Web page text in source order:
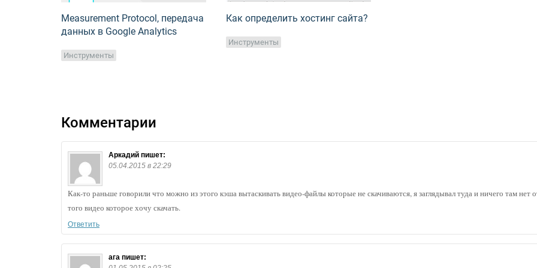
Measurement Protocol, передача
данных в Google Analytics
Инструменты
Как определить хостинг сайта?
Инструменты
Комментарии
Аркадий пишет:
05.04.2015 в 22:29
Как-то раньше говорили что можно из этого кэша вытаскивать видео-файлы которые не скачиваются, я заглядывал туда и ничего там нет
того видео которое хочу скачать.
Ответить
ага пишет: